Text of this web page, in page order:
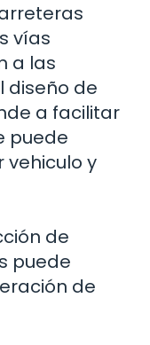
vías
a las
diseño de
a facilitar
puede
vehiculo y
de
puede
de